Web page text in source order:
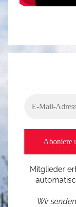
Mitglieder
Wir